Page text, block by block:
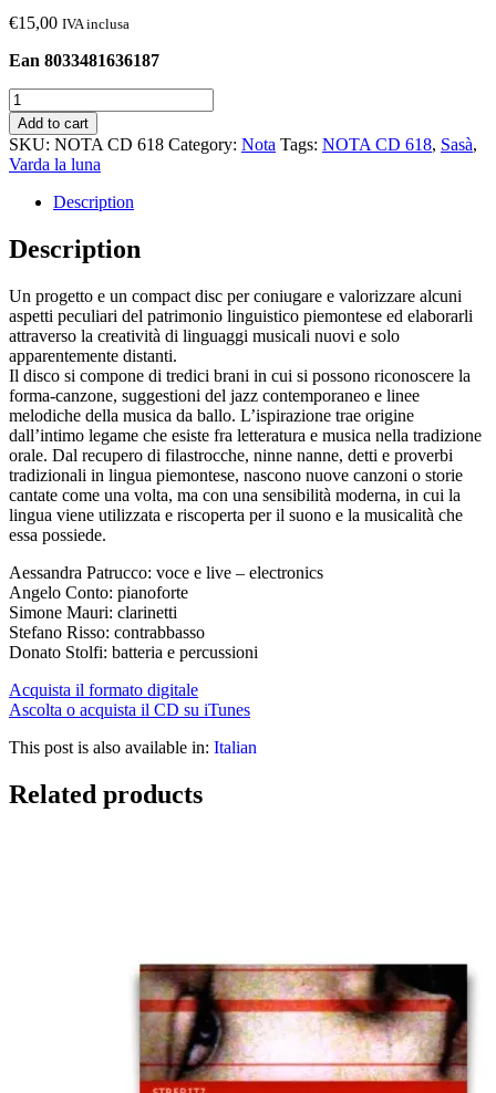
€15,00 IVA inclusa
Ean 8033481636187
Varda
la
luna
quantity
Add to cart
SKU: NOTA CD 618 Category: Nota Tags: NOTA CD 618, Sasà,
Varda la luna
Description
Description
Un progetto e un compact disc per coniugare e valorizzare alcuni
aspetti peculiari del patrimonio linguistico piemontese ed elaborarli
attraverso la creatività di linguaggi musicali nuovi e solo
apparentemente distanti.
Il disco si compone di tredici brani in cui si possono riconoscere la
forma-canzone, suggestioni del jazz contemporaneo e linee
melodiche della musica da ballo. L’ispirazione trae origine
dall’intimo legame che esiste fra letteratura e musica nella tradizione
orale. Dal recupero di filastrocche, ninne nanne, detti e proverbi
tradizionali in lingua piemontese, nascono nuove canzoni o storie
cantate come una volta, ma con una sensibilità moderna, in cui la
lingua viene utilizzata e riscoperta per il suono e la musicalità che
essa possiede.
Aessandra Patrucco: voce e live – electronics
Angelo Conto: pianoforte
Simone Mauri: clarinetti
Stefano Risso: contrabbasso
Donato Stolfi: batteria e percussioni
Acquista il formato digitale
Ascolta o acquista il CD su iTunes
This post is also available in: Italian
Related products